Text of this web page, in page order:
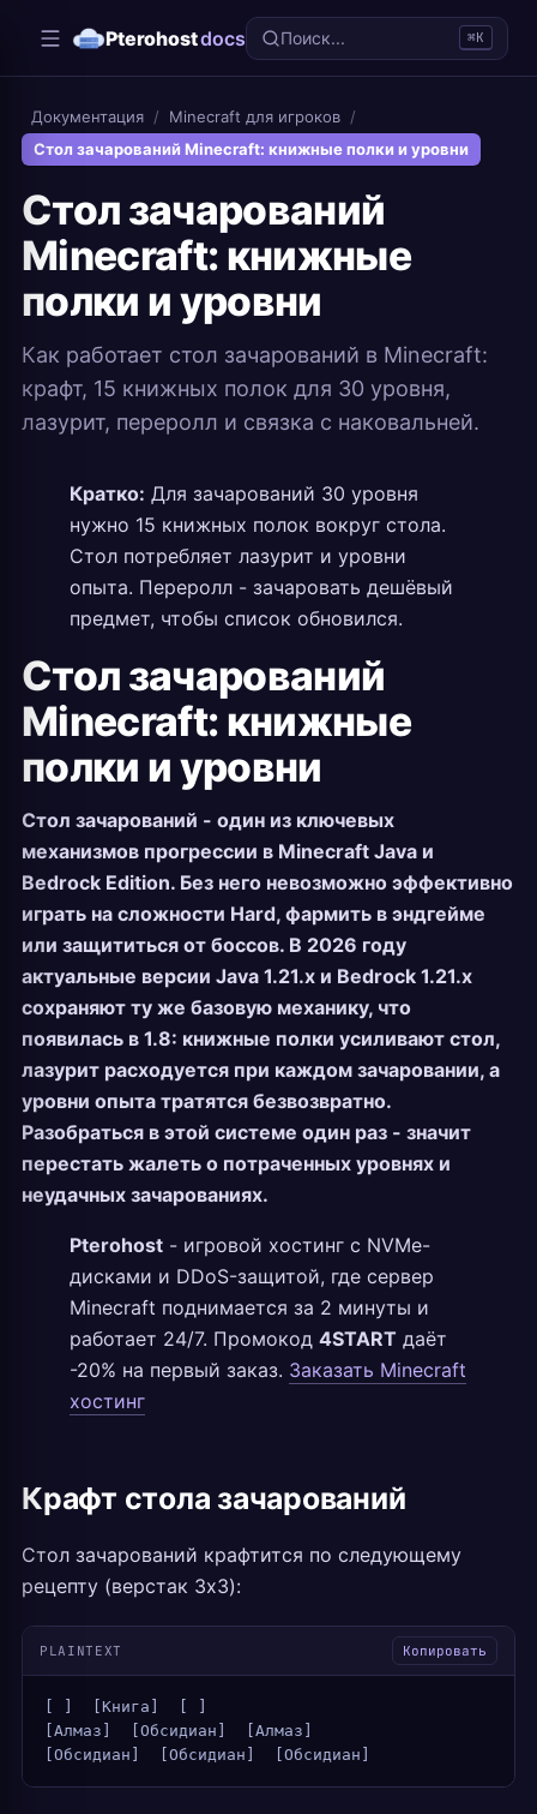
Pterohostdocs Поиск... ⌘K
Документация / Minecraft для игроков /
Стол зачарований Minecraft: книжные полки и уровни
Стол зачарований
Minecraft: книжные
полки и уровни
Как работает стол зачарований в Minecraft:
крафт, 15 книжных полок для 30 уровня,
лазурит, переролл и связка с наковальней.
Кратко: Для зачарований 30 уровня
нужно 15 книжных полок вокруг стола.
Стол потребляет лазурит и уровни
опыта. Переролл - зачаровать дешёвый
предмет, чтобы список обновился.
Стол зачарований
Minecraft: книжные
полки и уровни
Стол зачарований - один из ключевых
механизмов прогрессии в Minecraft Java и
Bedrock Edition. Без него невозможно эффективно
играть на сложности Hard, фармить в эндгейме
или защититься от боссов. В 2026 году
актуальные версии Java 1.21.x и Bedrock 1.21.x
сохраняют ту же базовую механику, что
появилась в 1.8: книжные полки усиливают стол,
лазурит расходуется при каждом зачаровании, а
уровни опыта тратятся безвозвратно.
Разобраться в этой системе один раз - значит
перестать жалеть о потраченных уровнях и
неудачных зачарованиях.
Pterohost - игровой хостинг с NVMe-
дисками и DDoS-защитой, где сервер
Minecraft поднимается за 2 минуты и
работает 24/7. Промокод 4START даёт
-20% на первый заказ. Заказать Minecraft
хостинг
Крафт стола зачарований
Стол зачарований крафтится по следующему
рецепту (верстак 3x3):
PLAINTEXT Копировать
[ ]  [Книга]  [ ]
[Алмаз]  [Обсидиан]  [Алмаз]
[Обсидиан]  [Обсидиан]  [Обсидиан]